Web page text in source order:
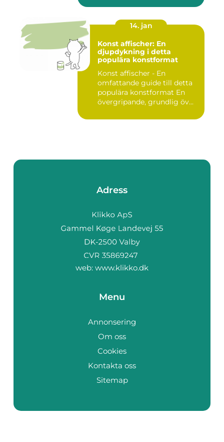
14. jan
Konst affischer: En
djupdykning i detta
populära konstformat
Konst affischer - En
omfattande guide till detta
populära konstformat En
övergripande, grundlig öv...
Adress
web: www.klikko.dk
Menu
Annonsering
Om oss
Cookies
Kontakta oss
Sitemap